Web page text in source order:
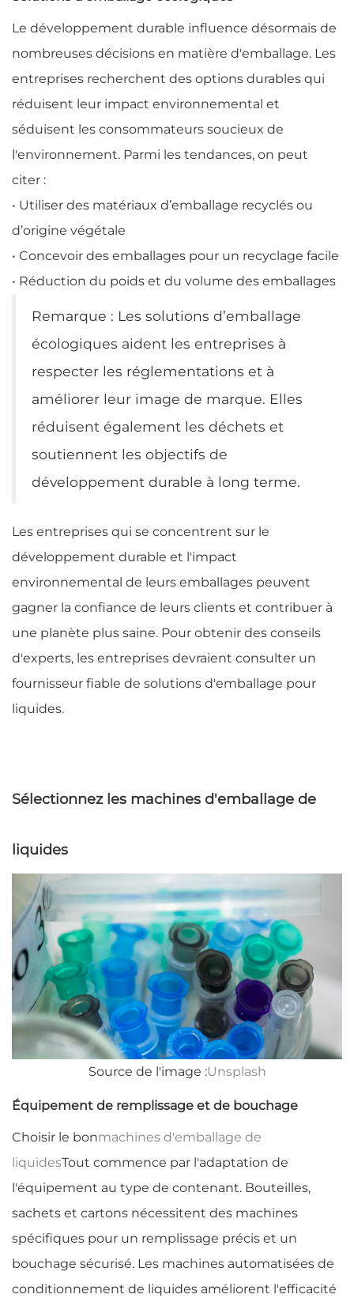
Le développement durable influence désormais de
nombreuses décisions en matière d'emballage. Les
entreprises recherchent des options durables qui
réduisent leur impact environnemental et
séduisent les consommateurs soucieux de
l'environnement. Parmi les tendances, on peut
citer :
• Utiliser des matériaux d’emballage recyclés ou
d’origine végétale
• Concevoir des emballages pour un recyclage facile
• Réduction du poids et du volume des emballages
Remarque : Les solutions d’emballage
écologiques aident les entreprises à
respecter les réglementations et à
améliorer leur image de marque. Elles
réduisent également les déchets et
soutiennent les objectifs de
développement durable à long terme.
Les entreprises qui se concentrent sur le
développement durable et l'impact
environnemental de leurs emballages peuvent
gagner la confiance de leurs clients et contribuer à
une planète plus saine. Pour obtenir des conseils
d'experts, les entreprises devraient consulter un
fournisseur fiable de solutions d'emballage pour
liquides.
Sélectionnez les machines d'emballage de
liquides
Source de l'image :Unsplash
Équipement de remplissage et de bouchage
Choisir le bonmachines d'emballage de
liquidesTout commence par l'adaptation de
l'équipement au type de contenant. Bouteilles,
sachets et cartons nécessitent des machines
spécifiques pour un remplissage précis et un
bouchage sécurisé. Les machines automatisées de
conditionnement de liquides améliorent l'efficacité